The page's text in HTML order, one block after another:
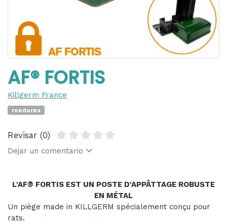
AF® FORTIS
Killgerm France
roedores
Revisar (0)
Dejar un comentario
L'AF® FORTIS EST UN POSTE D'APPÂTTAGE ROBUSTE
EN MÉTAL
Un piège made in KILLGERM spécialement conçu pour
rats.